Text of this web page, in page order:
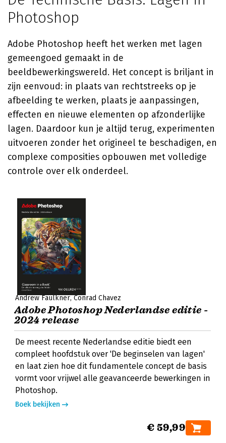
Photoshop
Adobe Photoshop heeft het werken met lagen
gemeengoed gemaakt in de
beeldbewerkingswereld. Het concept is briljant in
zijn eenvoud: in plaats van rechtstreeks op je
afbeelding te werken, plaats je aanpassingen,
effecten en nieuwe elementen op afzonderlijke
lagen. Daardoor kun je altijd terug, experimenten
uitvoeren zonder het origineel te beschadigen, en
complexe composities opbouwen met volledige
controle over elk onderdeel.
Andrew Faulkner Conrad Chavez
Adobe Photoshop Nederlandse editie -
2024 release
De meest recente Nederlandse editie biedt een
compleet hoofdstuk over 'De beginselen van lagen'
en laat zien hoe dit fundamentele concept de basis
vormt voor vrijwel alle geavanceerde bewerkingen in
Photoshop.
Boek bekijken
€ 59,99